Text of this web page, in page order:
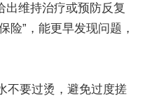
出维持治疗或预防反复
险”，能更早发现问题，
不要过烫，避免过度搓